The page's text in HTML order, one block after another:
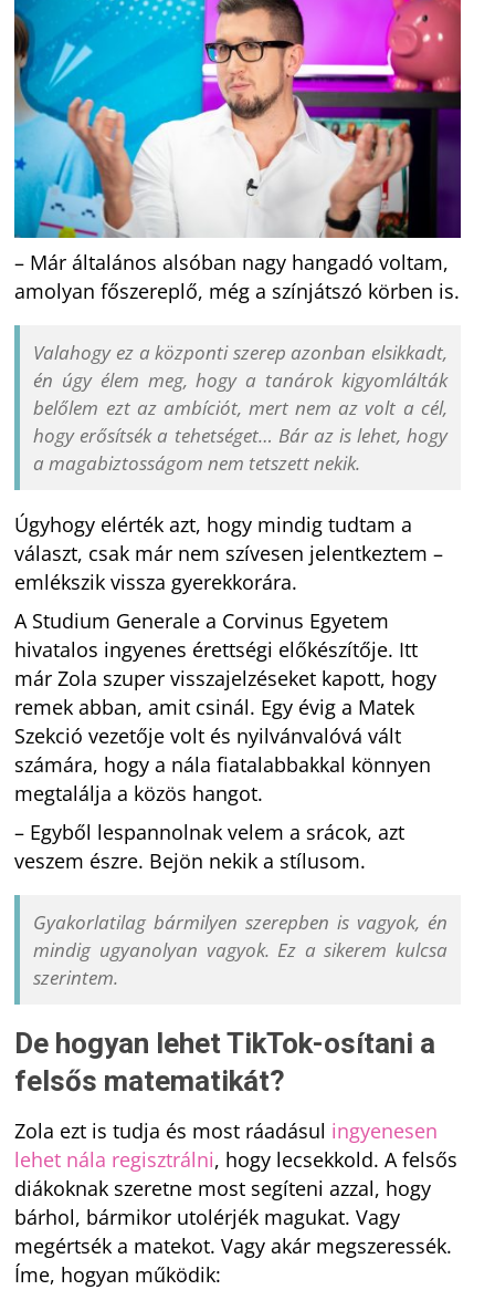
– Már általános alsóban nagy hangadó voltam,
amolyan főszereplő, még a színjátszó körben is.
Valahogy ez a központi szerep azonban elsikkadt,
én úgy élem meg, hogy a tanárok kigyomlálták
belőlem ezt az ambíciót, mert nem az volt a cél,
hogy erősítsék a tehetséget… Bár az is lehet, hogy
a magabiztosságom nem tetszett nekik.
Úgyhogy elérték azt, hogy mindig tudtam a
választ, csak már nem szívesen jelentkeztem –
emlékszik vissza gyerekkorára.
A Studium Generale a Corvinus Egyetem
hivatalos ingyenes érettségi előkészítője. Itt
már Zola szuper visszajelzéseket kapott, hogy
remek abban, amit csinál. Egy évig a Matek
Szekció vezetője volt és nyilvánvalóvá vált
számára, hogy a nála fiatalabbakkal könnyen
megtalálja a közös hangot.
– Egyből lespannolnak velem a srácok, azt
veszem észre. Bejön nekik a stílusom.
Gyakorlatilag bármilyen szerepben is vagyok, én
mindig ugyanolyan vagyok. Ez a sikerem kulcsa
szerintem.
De hogyan lehet TikTok-osítani a
felsős matematikát?
Zola ezt is tudja és most ráadásul ingyenesen
lehet nála regisztrálni, hogy lecsekkold. A felsős
diákoknak szeretne most segíteni azzal, hogy
bárhol, bármikor utolérjék magukat. Vagy
megértsék a matekot. Vagy akár megszeressék.
Íme, hogyan működik: